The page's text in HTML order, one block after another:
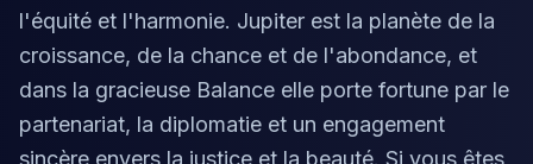
l'équité et l'harmonie. Jupiter est la planète de la
croissance, de la chance et de l'abondance, et
dans la gracieuse Balance elle porte fortune par le
partenariat, la diplomatie et un engagement
sincère envers la justice et la beauté. Si vous êtes